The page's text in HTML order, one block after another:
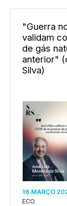
"Guerra
validam
de gás
anterior"
Silva)
16 MARÇO
ECO